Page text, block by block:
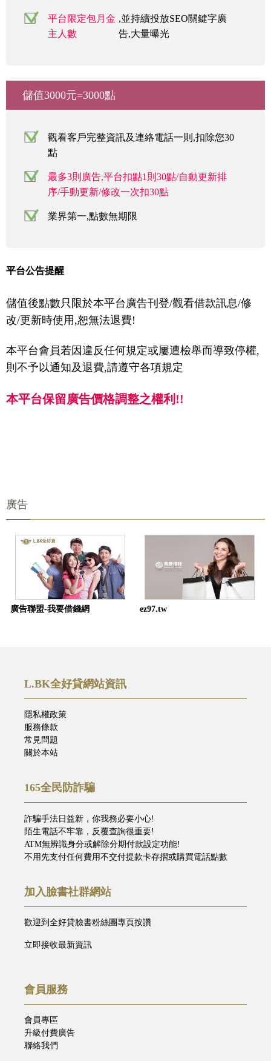
平台限定包月金
主人數
,並持續投放SEO關鍵字廣
告,大量曝光
儲值3000元=3000點
觀看客戶完整資訊及連絡電話一則,扣除您30
點
最多3則廣告,平台扣點1則30點/自動更新排
序/手動更新/修改一次扣30點
業界第一,點數無期限
平台公告提醒
儲值後點數只限於本平台廣告刊登/觀看借款訊息/修
改/更新時使用,恕無法退費!
本平台會員若因違反任何規定或屢遭檢舉而導致停權,
則不予以通知及退費,請遵守各項規定
本平台保留廣告價格調整之權利!!
廣告
廣告聯盟-我要借錢網 ez97.tw
L.BK全好貸網站資訊
隱私權政策
服務條款
常見問題
關於本站
165全民防詐騙
詐騙手法日益新，你我務必要小心!
陌生電話不牢靠，反覆查詢很重要!
ATM無辨識身分或解除分期付款設定功能!
不用先支付任何費用不交付提款卡存摺或購買電話點數
加入臉書社群網站
歡迎到全好貸臉書粉絲團專頁按讚
立即接收最新資訊
會員服務
會員專區
升級付費廣告
聯絡我們